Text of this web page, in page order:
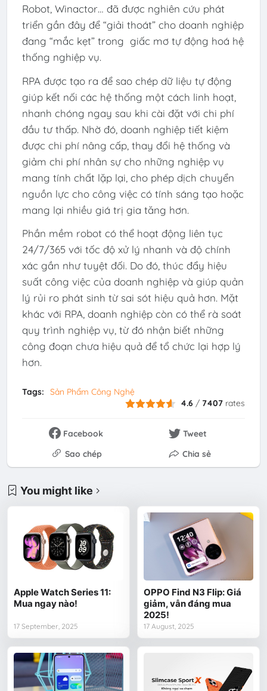
Robot, Winactor… đã được nghiên cứu phát
triển gần đây để “giải thoát” cho doanh nghiệp
đang “mắc kẹt” trong giấc mơ tự động hoá hệ
thống nghiệp vụ.
RPA được tạo ra để sao chép dữ liệu tự động
giúp kết nối các hệ thống một cách linh hoạt,
nhanh chóng ngay sau khi cài đặt với chi phí
đầu tư thấp. Nhờ đó, doanh nghiệp tiết kiệm
được chi phí nâng cấp, thay đổi hệ thống và
giảm chi phí nhân sự cho những nghiệp vụ
mang tính chất lặp lại, cho phép dịch chuyển
nguồn lực cho công việc có tính sáng tạo hoặc
mang lại nhiều giá trị gia tăng hơn.
Phần mềm robot có thể hoạt động liên tục
24/7/365 với tốc độ xử lý nhanh và độ chính
xác gần như tuyệt đối. Do đó, thúc đẩy hiệu
suất công việc của doanh nghiệp và giúp quản
lý rủi ro phát sinh từ sai sót hiệu quả hơn. Mặt
khác với RPA, doanh nghiệp còn có thể rà soát
quy trình nghiệp vụ, từ đó nhận biết những
công đoạn chưa hiệu quả để tổ chức lại hợp lý
hơn.
Tags:
Sản Phẩm Công Nghệ
4.6 / 7407 rates
Facebook
Tweet
Sao chép
Chia sẻ
You might like
Apple Watch Series 11:
Mua ngay nào!
17 September, 2025
OPPO Find N3 Flip: Giá
giảm, vẫn đáng mua
2025!
17 August, 2025